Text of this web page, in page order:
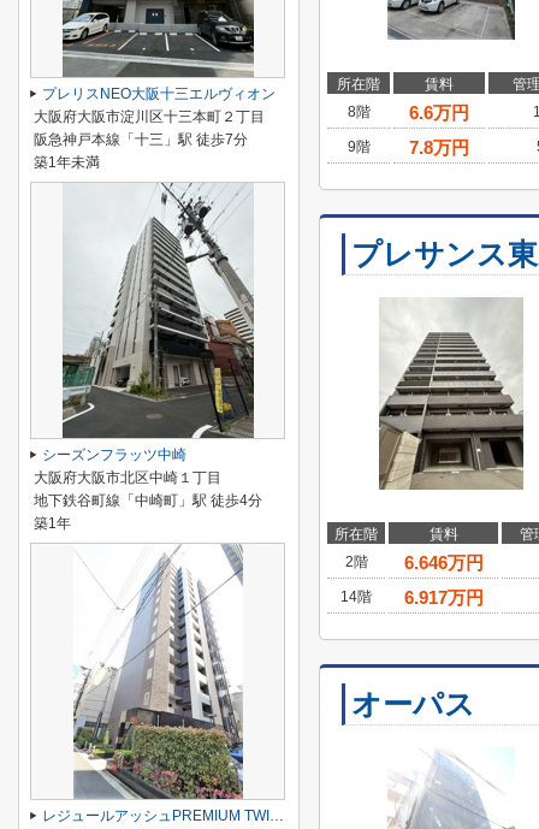
所在階 賃料
管
8階
6.6万円
9階 7.8万円
プレサンス
所在階 賃料
管
2階
6.646万円
14階 6.917万円
オーパス
プレリスNEO大阪十三エルヴィオン
大阪府大阪市淀川区十三本町２丁目
阪急神戸本線「十三」駅 徒歩7分
築1年未満
シーズンフラッツ中崎
大阪府大阪市北区中崎１丁目
地下鉄谷町線「中崎町」駅 徒歩4分
築1年
レジュールアッシュPREMIUM TWIN Ⅱ